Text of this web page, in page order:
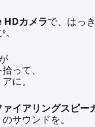
カメラで、 はっ
◊免責事項を参照
。
って、
に。
ァイアリングスピー
のサウンドを。